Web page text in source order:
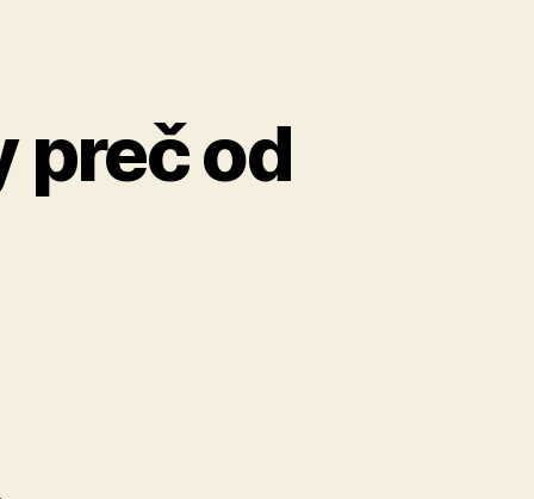
preč od